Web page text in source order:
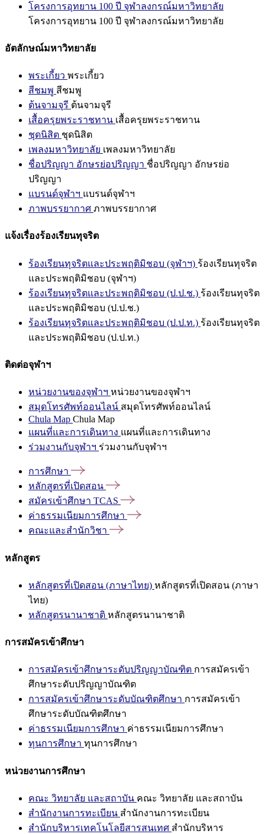
โครงการอุทยาน 100 ปี จุฬาลงกรณ์มหาวิทยาลัย
โครงการอุทยาน 100 ปี จุฬาลงกรณ์มหาวิทยาลัย
อัตลักษณ์มหาวิทยาลัย
พระเกี้ยว พระเกี้ยว
สีชมพู สีชมพู
ต้นจามจุรี ต้นจามจุรี
เสื้อครุยพระราชทาน เสื้อครุยพระราชทาน
ชุดนิสิต ชุดนิสิต
เพลงมหาวิทยาลัย เพลงมหาวิทยาลัย
ชื่อปริญญา อักษรย่อปริญญา ชื่อปริญญา อักษรย่อ
ปริญญา
แบรนด์จุฬาฯ แบรนด์จุฬาฯ
ภาพบรรยากาศ ภาพบรรยากาศ
แจ้งเรื่องร้องเรียนทุจริต
ร้องเรียนทุจริตและประพฤติมิชอบ (จุฬาฯ) ร้องเรียนทุจริต
และประพฤติมิชอบ (จุฬาฯ)
ร้องเรียนทุจริตและประพฤติมิชอบ (ป.ป.ช.) ร้องเรียนทุจริต
และประพฤติมิชอบ (ป.ป.ช.)
ร้องเรียนทุจริตและประพฤติมิชอบ (ป.ป.ท.) ร้องเรียนทุจริต
และประพฤติมิชอบ (ป.ป.ท.)
ติดต่อจุฬาฯ
หน่วยงานของจุฬาฯ หน่วยงานของจุฬาฯ
สมุดโทรศัพท์ออนไลน์ สมุดโทรศัพท์ออนไลน์
Chula Map Chula Map
แผนที่และการเดินทาง แผนที่และการเดินทาง
ร่วมงานกับจุฬาฯ ร่วมงานกับจุฬาฯ
การศึกษา
หลักสูตรที่เปิดสอน
สมัครเข้าศึกษา TCAS
ค่าธรรมเนียมการศึกษา
คณะและสำนักวิชา
หลักสูตร
หลักสูตรที่เปิดสอน (ภาษาไทย) หลักสูตรที่เปิดสอน (ภาษา
ไทย)
หลักสูตรนานาชาติ หลักสูตรนานาชาติ
การสมัครเข้าศึกษา
การสมัครเข้าศึกษาระดับปริญญาบัณฑิต การสมัครเข้า
ศึกษาระดับปริญญาบัณฑิต
การสมัครเข้าศึกษาระดับบัณฑิตศึกษา การสมัครเข้า
ศึกษาระดับบัณฑิตศึกษา
ค่าธรรมเนียมการศึกษา ค่าธรรมเนียมการศึกษา
ทุนการศึกษา ทุนการศึกษา
หน่วยงานการศึกษา
คณะ วิทยาลัย และสถาบัน คณะ วิทยาลัย และสถาบัน
สำนักงานการทะเบียน สำนักงานการทะเบียน
สำนักบริหารเทคโนโลยีสารสนเทศ สำนักบริหาร